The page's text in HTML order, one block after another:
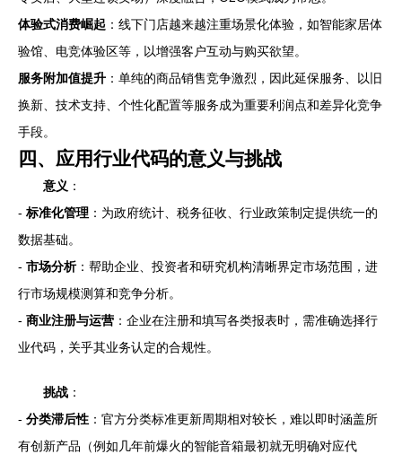
体验式消费崛起 ：线下门店越来越注重场景化体验，如智能家居体
验馆、电竞体验区等，以增强客户互动与购买欲望。
服务附加值提升 ：单纯的商品销售竞争激烈，因此延保服务、以旧
换新、技术支持、个性化配置等服务成为重要利润点和差异化竞争
手段。
四、应用行业代码的意义与挑战
意义 ：
- 标准化管理 ：为政府统计、税务征收、行业政策制定提供统一的
数据基础。
- 市场分析：帮助企业、投资者和研究机构清晰界定市场范围，进
行市场规模测算和竞争分析。
- 商业注册与运营 ：企业在注册和填写各类报表时，需准确选择行
业代码，关乎其业务认定的合规性。
挑战 ：
- 分类滞后性 ：官方分类标准更新周期相对较长，难以即时涵盖所
有创新产品（例如几年前爆火的智能音箱最初就无明确对应代